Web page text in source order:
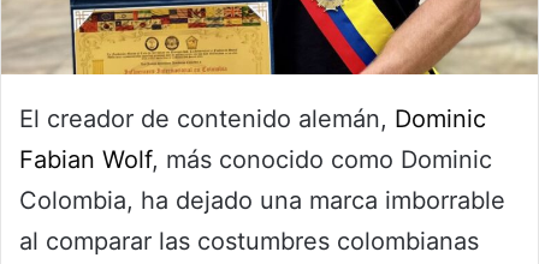
El creador de contenido alemán, Dominic
Fabian Wolf, más conocido como Dominic
Colombia, ha dejado una marca imborrable
al comparar las costumbres colombianas